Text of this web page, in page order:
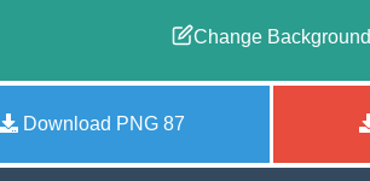
Change Background
Download PNG 87